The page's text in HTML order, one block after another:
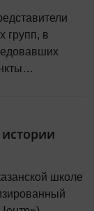
групп, в
Республики
сотрудники
итогами
школе